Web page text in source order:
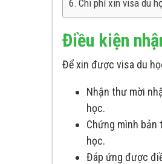
Chi phí xin visa du
Điều kiện
Để xin được visa du
Nhận thư mời
học.
Chứng mình
học.
Đáp ứng được